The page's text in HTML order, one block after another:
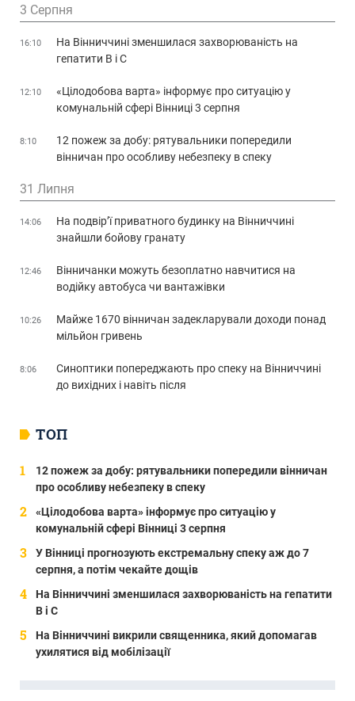
ТОП
12 пожеж за добу: рятувальники попередили вінничан
про особливу небезпеку в спеку
«Цілодобова варта» інформує про ситуацію у
комунальній сфері Вінниці 3 серпня
У Вінниці прогнозують екстремальну спеку аж до 7
серпня, а потім чекайте дощів
На Вінниччині зменшилася захворюваність на гепатити
В і С
На Вінниччині викрили священника, який допомагав
ухилятися від мобілізації
3 Серпня
16:10
На Вінниччині зменшилася захворюваність на
гепатити В і С
12:10
«Цілодобова варта» інформує про ситуацію у
комунальній сфері Вінниці 3 серпня
8:10
12 пожеж за добу: рятувальники попередили
вінничан про особливу небезпеку в спеку
31 Липня
14:06
На подвір’ї приватного будинку на Вінниччині
знайшли бойову гранату
12:46
Вінничанки можуть безоплатно навчитися на
водійку автобуса чи вантажівки
10:26
Майже 1670 вінничан задекларували доходи понад
мільйон гривень
8:06
Синоптики попереджають про спеку на Вінниччині
до вихідних і навіть після